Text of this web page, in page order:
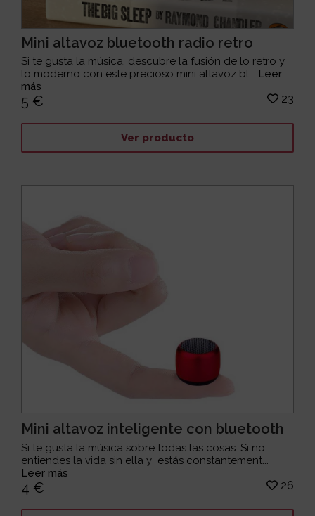
Mini altavoz bluetooth radio retro
Si te gusta la música, descubre la fusión de lo retro y
lo moderno con este precioso mini altavoz bl... Leer
más
5 € 23
Ver producto
Mini altavoz inteligente con bluetooth
Si te gusta la música sobre todas las cosas. Si no
entiendes la vida sin ella y estás constantement...
Leer más
4 € 26